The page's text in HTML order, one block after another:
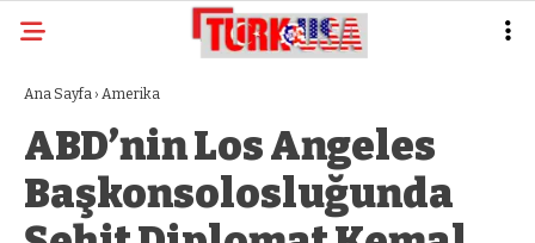
Ana Sayfa › Amerika
ABD’nin Los Angeles
Başkonsolosluğunda